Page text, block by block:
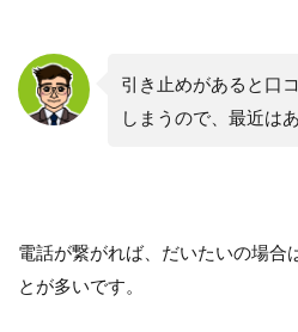
引き止めがあると口
しまうので、最近は
電話が繋がれば、だいたいの場合
とが多いです。